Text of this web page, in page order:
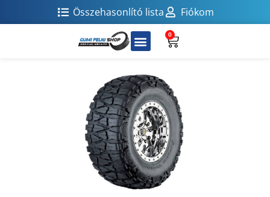
Összehasonlító lista Fiókom
0